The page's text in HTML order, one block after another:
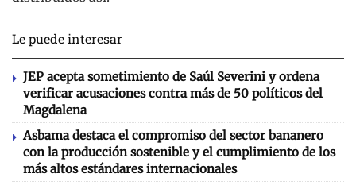
Le puede interesar
JEP acepta sometimiento de Saúl Severini y ordena
verificar acusaciones contra más de 50 políticos del
Magdalena
Asbama destaca el compromiso del sector bananero
con la producción sostenible y el cumplimiento de los
más altos estándares internacionales